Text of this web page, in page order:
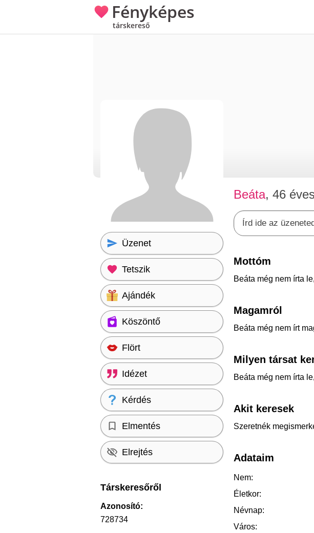
Fényképes
társkereső
Beáta, 46 éves
Mottóm
Beáta még nem írta
Magamról
Beáta még nem írt
Milyen társat
Beáta még nem írta
Akit keresek
Szeretnék
Adataim
Nem:
Életkor:
Névnap:
Város:
Üzenet
Tetszik
Ajándék
Köszöntő
Flört
Idézet
Kérdés
Elmentés
Elrejtés
Társkeresőről
Azonosító:
728734